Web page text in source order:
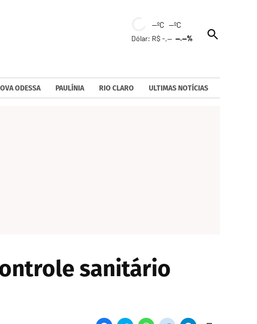
--ºC --ºC
Dólar: R$ -,----.--%
Open
Search
ODESSA PAULÍNIA RIO CLARO ULTIMAS NOTÍCIAS
sanitário